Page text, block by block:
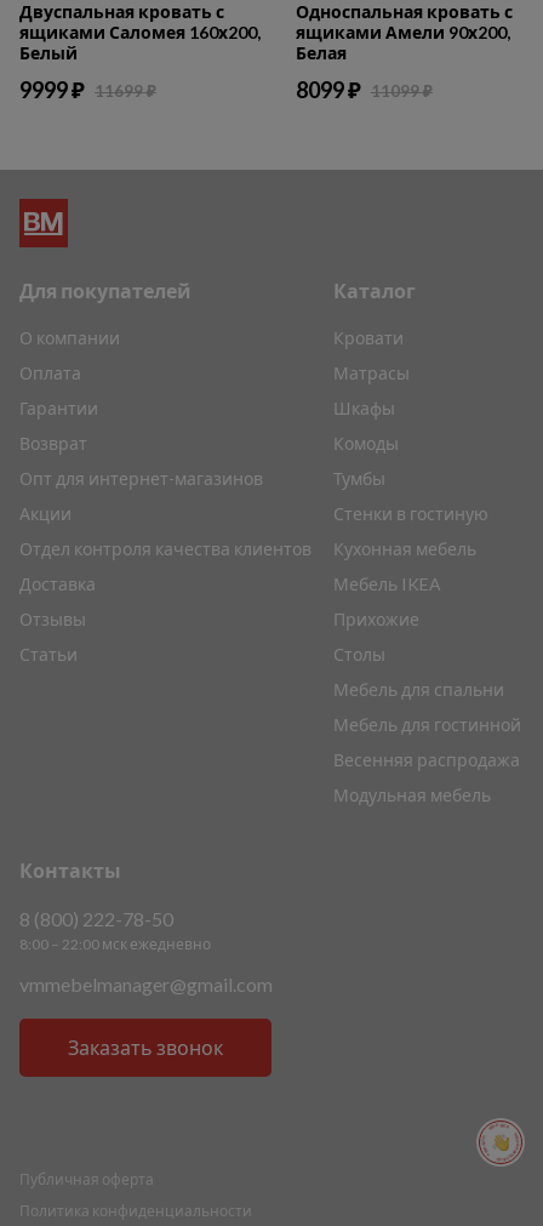
Двуспальная кровать с
ящиками Саломея 160х200,
Белый
9999 ₽ 11699 ₽
Односпальная кровать с
ящиками Амели 90х200,
Белая
8099 ₽ 11099 ₽
ПОМОЩЬ ПОМОЩЬ ПОМОЩЬ ПОМОЩЬ
Контакты
8 (800) 222-78-50
8:00 – 22:00 мск ежедневно
vmmebelmanager@gmail.com
Заказать звонок
Публичная оферта
Политика конфиденциальности
Каталог
Кровати
Матрасы
Шкафы
Комоды
Тумбы
Стенки в гостиную
Кухонная мебель
Мебель IKEA
Прихожие
Столы
Мебель для спальни
Мебель для гостинной
Весенняя распродажа
Модульная мебель
Для покупателей
О компании
Оплата
Гарантии
Возврат
Опт для интернет-магазинов
Акции
Отдел контроля качества клиентов
Доставка
Отзывы
Статьи